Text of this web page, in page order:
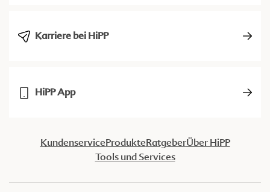
Karriere bei HiPP
HiPP App
KundenserviceProdukteRatgeberÜber HiPP
Tools und Services